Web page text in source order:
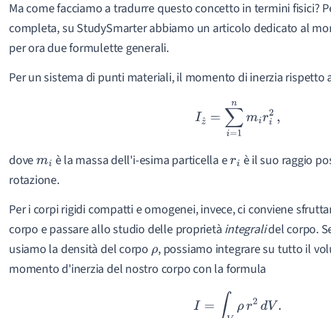
Ma come facciamo a tradurre questo concetto in termini fisici?
completa, su StudySmarter abbiamo un articolo dedicato al
per ora due formulette generali.
Per un sistema di punti materiali, il momento di inerzia rispetto
I
∑i=1nm ri2,
dovemi è la massa dell'i-esima particella eri è il suo raggio
rotazione.
Per i corpi rigidi compatti e omogenei, invece, ci conviene
corpo e passare allo studio delle proprietà integralidel corpo.
usiamo la densità del corpo ρ, possiamo integrare su tutto il
momento d'inerzia del nostro corpo con la formula
I ∫V r2dV .